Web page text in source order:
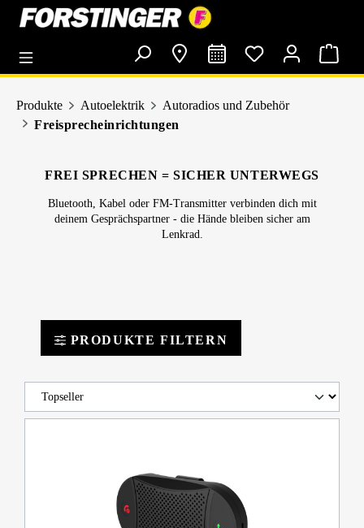
springen
Produkte Autoelektrik
Autoradios und Zubehör
Freisprecheinrichtungen
FREI SPRECHEN = SICHER UNTERWEGS
Bluetooth, Kabel oder FM-Transmitter verbinden dich mit
deinem Gesprächspartner - die Hände bleiben sicher am
Lenkrad.
PRODUKTE FILTERN